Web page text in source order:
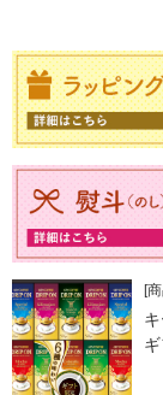
[